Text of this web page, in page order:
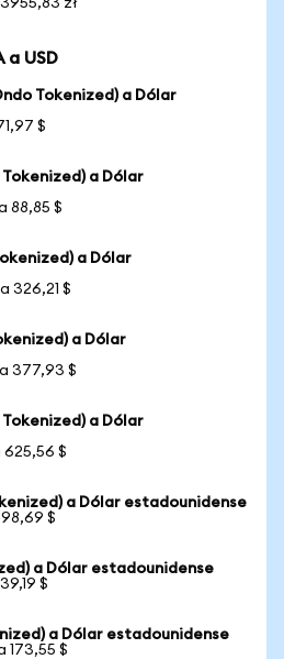
zł
a USD
Tokenized) a Dólar
$
a Dólar
88,85 $
a Dólar
326,21 $
a Dólar
377,93 $
a Dólar
625,56 $
a Dólar estadounidense
$
a Dólar estadounidense
$
a Dólar estadounidense
173,55 $